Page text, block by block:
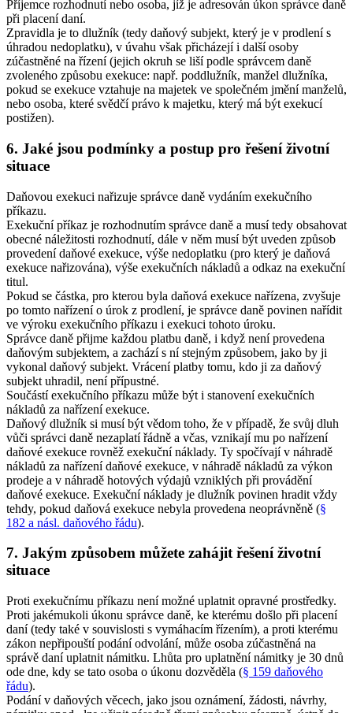
Příjemce rozhodnutí nebo osoba, jíž je adresován úkon správce daně
při placení daní.
Zpravidla je to dlužník (tedy daňový subjekt, který je v prodlení s
úhradou nedoplatku), v úvahu však přicházejí i další osoby
zúčastněné na řízení (jejich okruh se liší podle správcem daně
zvoleného způsobu exekuce: např. poddlužník, manžel dlužníka,
pokud se exekuce vztahuje na majetek ve společném jmění manželů,
nebo osoba, které svědčí právo k majetku, který má být exekucí
postižen).
6. Jaké jsou podmínky a postup pro řešení životní
situace
Daňovou exekuci nařizuje správce daně vydáním exekučního
příkazu.
Exekuční příkaz je rozhodnutím správce daně a musí tedy obsahovat
obecné náležitosti rozhodnutí, dále v něm musí být uveden způsob
provedení daňové exekuce, výše nedoplatku (pro který je daňová
exekuce nařizována), výše exekučních nákladů a odkaz na exekuční
titul.
Pokud se částka, pro kterou byla daňová exekuce nařízena, zvyšuje
po tomto nařízení o úrok z prodlení, je správce daně povinen nařídit
ve výroku exekučního příkazu i exekuci tohoto úroku.
Správce daně přijme každou platbu daně, i když není provedena
daňovým subjektem, a zachází s ní stejným způsobem, jako by ji
vykonal daňový subjekt. Vrácení platby tomu, kdo ji za daňový
subjekt uhradil, není přípustné.
Součástí exekučního příkazu může být i stanovení exekučních
nákladů za nařízení exekuce.
Daňový dlužník si musí být vědom toho, že v případě, že svůj dluh
vůči správci daně nezaplatí řádně a včas, vznikají mu po nařízení
daňové exekuce rovněž exekuční náklady. Ty spočívají v náhradě
nákladů za nařízení daňové exekuce, v náhradě nákladů za výkon
prodeje a v náhradě hotových výdajů vzniklých při provádění
daňové exekuce. Exekuční náklady je dlužník povinen hradit vždy
tehdy, pokud daňová exekuce nebyla provedena neoprávněně (§
182 a násl. daňového řádu).
7. Jakým způsobem můžete zahájit řešení životní
situace
Proti exekučnímu příkazu není možné uplatnit opravné prostředky.
Proti jakémukoli úkonu správce daně, ke kterému došlo při placení
daní (tedy také v souvislosti s vymáhacím řízením), a proti kterému
zákon nepřipouští podání odvolání, může osoba zúčastněná na
správě daní uplatnit námitku. Lhůta pro uplatnění námitky je 30 dnů
ode dne, kdy se tato osoba o úkonu dozvěděla (§ 159 daňového
řádu).
Podání v daňových věcech, jako jsou oznámení, žádosti, návrhy,